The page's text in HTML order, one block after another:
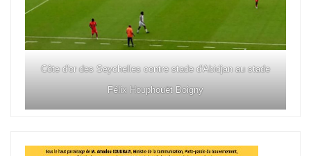
Côte d'or des Seychelles contre stade d'Abidjan au stade
Félix Houphouët Boigny